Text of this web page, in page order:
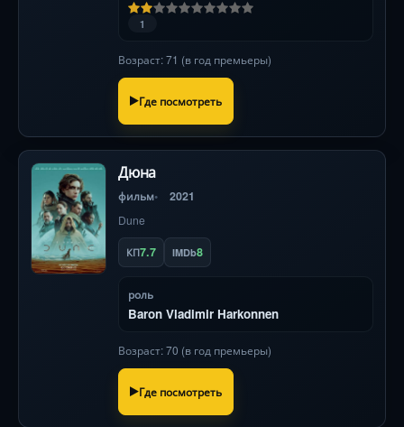
1
Возраст: 71 (в год премьеры)
Где посмотреть
Дюна
фильм 2021
Dune
КП7.7 IMDb8
роль
Baron Vladimir Harkonnen
Возраст: 70 (в год премьеры)
Где посмотреть